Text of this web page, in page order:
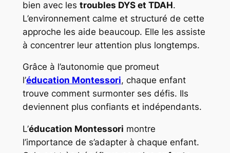
bien avec les troubles DYS et TDAH.
L’environnement calme et structuré de cette
approche les aide beaucoup. Elle les assiste
à concentrer leur attention plus longtemps.
Grâce à l’autonomie que promeut
l’éducation Montessori, chaque enfant
trouve comment surmonter ses défis. Ils
deviennent plus confiants et indépendants.
L’éducation Montessori montre
l’importance de s’adapter à chaque enfant.